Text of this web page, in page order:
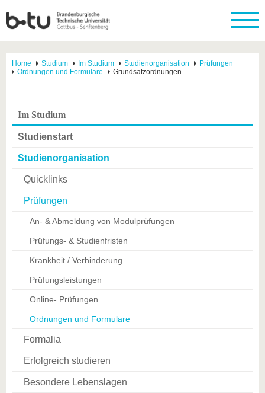
Home Studium Im Studium Studienorganisation
Prüfungen
Ordnungen und Formulare
Grundsatzordnungen
Im Studium
Studienstart
Studienorganisation
Quicklinks
Prüfungen
An- & Abmeldung von Modulprüfungen
Prüfungs- & Studienfristen
Krankheit / Verhinderung
Prüfungsleistungen
Online- Prüfungen
Ordnungen und Formulare
Formalia
Erfolgreich studieren
Besondere Lebenslagen